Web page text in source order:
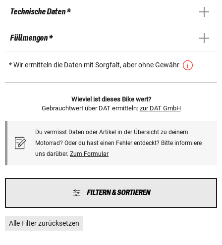
Technische Daten *
Füllmengen *
* Wir ermitteln die Daten mit Sorgfalt, aber ohne Gewähr
Wieviel ist dieses Bike wert?
Gebrauchtwert über DAT ermitteln: zur DAT GmbH
Du vermisst Daten oder Artikel in der Übersicht zu deinem
Motorrad? Oder du hast einen Fehler entdeckt? Bitte informiere
uns darüber. Zum Formular
FILTERN & SORTIEREN
Alle Filter zurücksetzen